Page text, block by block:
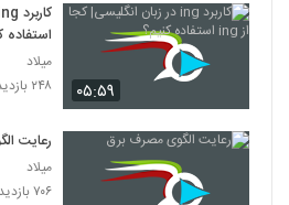
۰۵:۵۹
استفاده
میلاد
۲۴۸ بازدید
رعایت
میلاد
۷۰۶ بازدید